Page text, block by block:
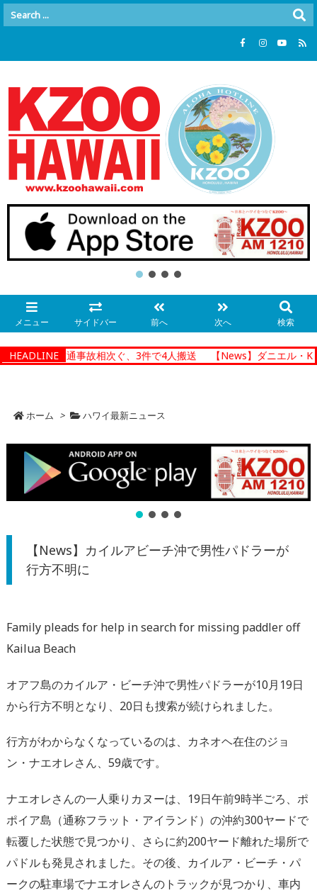
メニュー サイドバー 前へ 次へ 検索
HEADLINE
ルで朝の交通事故相次ぐ、3件で4人搬送 【News】ダニエル・K
ホーム > ハワイ最新ニュース
【News】カイルアビーチ沖で男性パドラーが
行方不明に
Family pleads for help in search for missing paddler off
Kailua Beach
オアフ島のカイルア・ビーチ沖で男性パドラーが10月19日
から行方不明となり、20日も捜索が続けられました。
行方がわからなくなっているのは、カネオヘ在住のジョ
ン・ナエオレさん、59歳です。
ナエオレさんの一人乗りカヌーは、19日午前9時半ごろ、ポ
ポイア島（通称フラット・アイランド）の沖約300ヤードで
転覆した状態で見つかり、さらに約200ヤード離れた場所で
パドルも発見されました。その後、カイルア・ビーチ・パ
ークの駐車場でナエオレさんのトラックが見つかり、車内